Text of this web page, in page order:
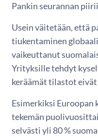
Pankin seurannan
Usein väitetään, että
tiukentaminen
vaikeuttanut
Yrityksille tehdyt
keräämät tilastot
Esimerkiksi Euroopan
tekemän
selvästi yli 80 %